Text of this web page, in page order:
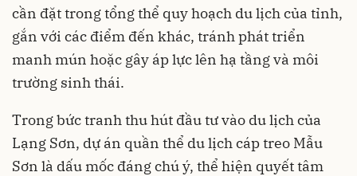
cần đặt trong tổng thể quy hoạch du lịch của tỉnh,
gắn với các điểm đến khác, tránh phát triển
manh mún hoặc gây áp lực lên hạ tầng và môi
trường sinh thái.
Trong bức tranh thu hút đầu tư vào du lịch của
Lạng Sơn, dự án quần thể du lịch cáp treo Mẫu
Sơn là dấu mốc đáng chú ý, thể hiện quyết tâm